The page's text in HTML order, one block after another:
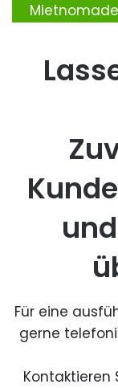
Für eine
gerne
Kontaktieren